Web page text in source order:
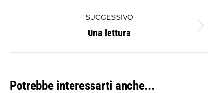
SUCCESSIVO
Prossimo
post:
Una lettura
Potrebbe interessarti anche...